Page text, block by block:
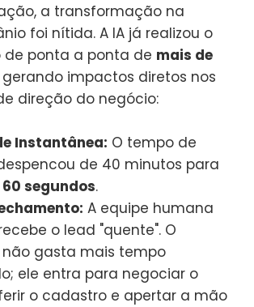
a transformação na
foi nítida. A IA já realizou o
ponta a ponta de mais de
gerando impactos diretos nos
direção do negócio:
Instantânea: O tempo de
de 40 minutos para
segundos.
A equipe humana
o lead "quente". O
gasta mais tempo
ele entra para negociar o
o cadastro e apertar a mão